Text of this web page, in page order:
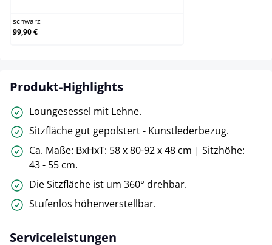
schwarz
99,90 €
Produkt-Highlights
Loungesessel mit Lehne.
Sitzfläche gut gepolstert - Kunstlederbezug.
Ca. Maße: BxHxT: 58 x 80-92 x 48 cm | Sitzhöhe:
43 - 55 cm.
Die Sitzfläche ist um 360° drehbar.
Stufenlos höhenverstellbar.
Serviceleistungen